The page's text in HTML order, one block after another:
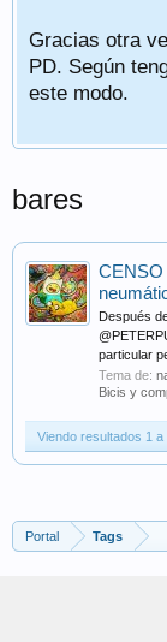
Gracias otra
PD. Según
este modo.
bares
CENSO
Después
particular
Tema de:
Bicis y
Viendo resultados 1 a
Portal Tags